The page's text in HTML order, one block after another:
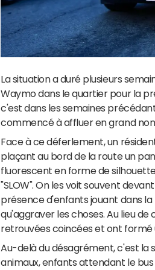
La situation a duré plusieurs
Waymo dans le quartier pour la
c'est dans les semaines
commencé à affluer en grand
Face à ce déferlement, un
plaçant au bord de la route un
fluorescent en forme de
"SLOW". On les voit souvent
présence d'enfants jouant dans
qu'aggraver les choses. Au lieu
retrouvées coincées et ont formé
Au-delà du désagrément, c'est la
animaux, enfants attendant le